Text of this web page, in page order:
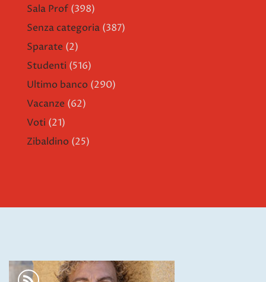
Sala Prof (398)
Senza categoria (387)
Sparate (2)
Studenti (516)
Ultimo banco (290)
Vacanze (62)
Voti (21)
Zibaldino (25)